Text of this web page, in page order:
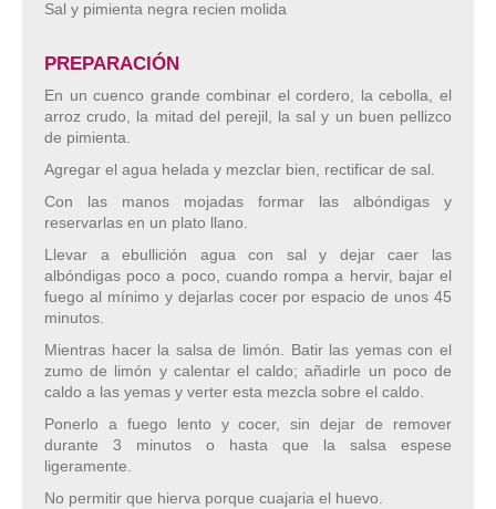
Sal y pimienta negra recien molida
PREPARACIÓN
En un cuenco grande combinar el cordero, la cebolla, el
arroz crudo, la mitad del perejil, la sal y un buen pellizco
de pimienta.
Agregar el agua helada y mezclar bien, rectificar de sal.
Con las manos mojadas formar las albóndigas y
reservarlas en un plato llano.
Llevar a ebullición agua con sal y dejar caer las
albóndigas poco a poco, cuando rompa a hervir, bajar el
fuego al mínimo y dejarlas cocer por espacio de unos 45
minutos.
Mientras hacer la salsa de limón. Batir las yemas con el
zumo de limón y calentar el caldo; añadirle un poco de
caldo a las yemas y verter esta mezcla sobre el caldo.
Ponerlo a fuego lento y cocer, sin dejar de remover
durante 3 minutos o hasta que la salsa espese
ligeramente.
No permitir que hierva porque cuajaria el huevo.